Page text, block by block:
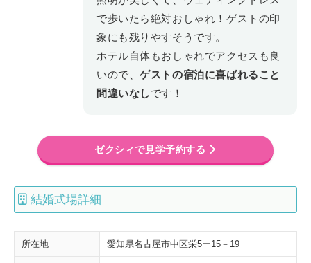
で歩いたら絶対おしゃれ！ゲストの印
象にも残りやすそうです。
ホテル自体もおしゃれでアクセスも良
いので、ゲストの宿泊に喜ばれること
間違いなしです！
ゼクシィで見学予約する
結婚式場詳細
所在地 愛知県名古屋市中区栄5ー15－19